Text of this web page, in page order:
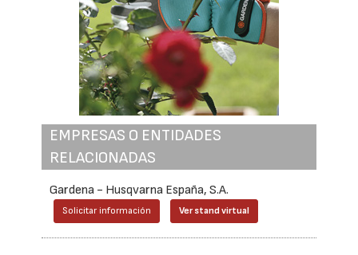
EMPRESAS O ENTIDADES
RELACIONADAS
Gardena - Husqvarna España, S.A.
Solicitar información Ver stand virtual